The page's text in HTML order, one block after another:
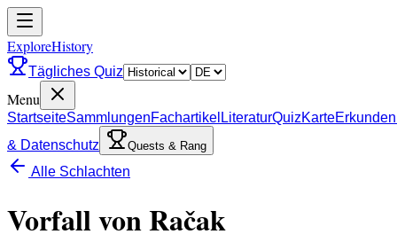
ExploreHistory
Tägliches Quiz
Menu
StartseiteSammlungenFachartikel LiteraturQuizKarteErkunden
& Datenschutz
Quests & Rang
Alle Schlachten
Vorfall von Račak